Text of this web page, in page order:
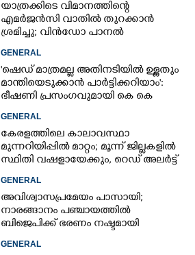
യാത്രക്കിടെ വിമാനത്തിന്റെ
എമർജൻസി വാതിൽ തുറക്കാൻ
ശ്രമിച്ചു; വിൻഡോ പാനൽ
അടിച്ചുതകർത്തു,
നെടുമ്പാശേരിയിൽ മലയാളി
അറസ്റ്റിൽ
GENERAL
'ഷെഡ് മാത്രമല്ല അതിനടിയിൽ ഉള്ളതും
മാന്തിയെടുക്കാൻ പാർട്ടിക്കറിയാം':
ഭീഷണി പ്രസംഗവുമായി കെ കെ
രാഗേഷ്
GENERAL
കേരളത്തിലെ കാലാവസ്ഥാ
മുന്നറിയിപ്പിൽ മാറ്റം; മൂന്ന് ജില്ലകളിൽ
സ്ഥിതി വഷളായേക്കും, റെഡ് അലർട്ട്
GENERAL
അവിശ്വാസപ്രമേയം പാസായി;
നാരങ്ങാനം പഞ്ചായത്തിൽ
ബിജെപിക്ക് ഭരണം നഷ്ടമായി
GENERAL